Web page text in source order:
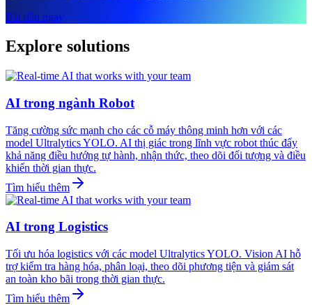
Bắt đầu ngay
Explore solutions
AI trong ngành Robot
Tăng cường sức mạnh cho các cỗ máy thông minh hơn với các
model Ultralytics YOLO. AI thị giác trong lĩnh vực robot thúc đẩy
khả năng điều hướng tự hành, nhận thức, theo dõi đối tượng và điều
khiển thời gian thực.
Tìm hiểu thêm
AI trong Logistics
Tối ưu hóa logistics với các model Ultralytics YOLO. Vision AI hỗ
trợ kiểm tra hàng hóa, phân loại, theo dõi phương tiện và giám sát
an toàn kho bãi trong thời gian thực.
Tìm hiểu thêm